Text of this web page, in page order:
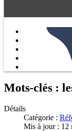
Mots-clés :
Détails
Catégorie :
Mis à jour : 12